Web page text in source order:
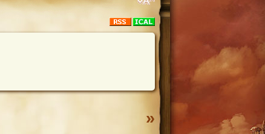
»